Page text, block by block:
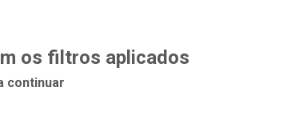
os filtros aplicados
continuar